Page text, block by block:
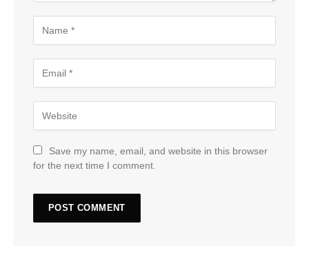
Save my name, email, and website in this browser
for the next time I comment.